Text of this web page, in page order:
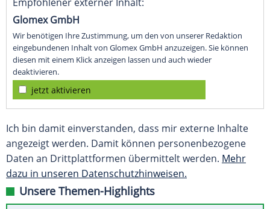
Glomex GmbH
Wir benötigen Ihre Zustimmung, um den von unserer Redaktion
eingebundenen Inhalt von Glomex GmbH anzuzeigen. Sie können
diesen mit einem Klick anzeigen lassen und auch wieder
deaktivieren.
jetzt aktivieren
Ich bin damit einverstanden, dass mir externe Inhalte
angezeigt werden. Damit können personenbezogene
Daten an Drittplattformen übermittelt werden. Mehr
dazu in unseren Datenschutzhinweisen.
Unsere Themen-Highlights